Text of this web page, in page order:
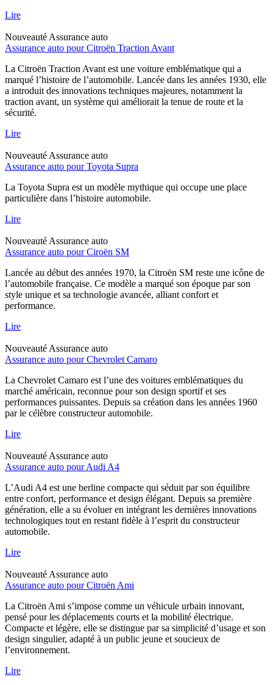
Lire
Nouveauté Assurance auto
Assurance auto pour Citroën Traction Avant
La Citroën Traction Avant est une voiture emblématique qui a
marqué l’histoire de l’automobile. Lancée dans les années 1930, elle
a introduit des innovations techniques majeures, notamment la
traction avant, un système qui améliorait la tenue de route et la
sécurité.
Lire
Nouveauté Assurance auto
Assurance auto pour Toyota Supra
La Toyota Supra est un modèle mythique qui occupe une place
particulière dans l’histoire automobile.
Lire
Nouveauté Assurance auto
Assurance auto pour Ciroën SM
Lancée au début des années 1970, la Citroën SM reste une icône de
l’automobile française. Ce modèle a marqué son époque par son
style unique et sa technologie avancée, alliant confort et
performance.
Lire
Nouveauté Assurance auto
Assurance auto pour Chevrolet Camaro
La Chevrolet Camaro est l’une des voitures emblématiques du
marché américain, reconnue pour son design sportif et ses
performances puissantes. Depuis sa création dans les années 1960
par le célèbre constructeur automobile.
Lire
Nouveauté Assurance auto
Assurance auto pour Audi A4
L’Audi A4 est une berline compacte qui séduit par son équilibre
entre confort, performance et design élégant. Depuis sa première
génération, elle a su évoluer en intégrant les dernières innovations
technologiques tout en restant fidèle à l’esprit du constructeur
automobile.
Lire
Nouveauté Assurance auto
Assurance auto pour Citroën Ami
La Citroën Ami s’impose comme un véhicule urbain innovant,
pensé pour les déplacements courts et la mobilité électrique.
Compacte et légère, elle se distingue par sa simplicité d’usage et son
design singulier, adapté à un public jeune et soucieux de
l’environnement.
Lire